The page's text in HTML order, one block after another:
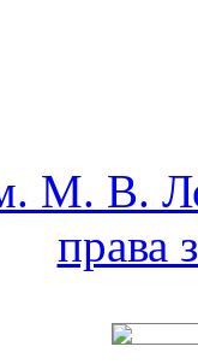
М. В.
права